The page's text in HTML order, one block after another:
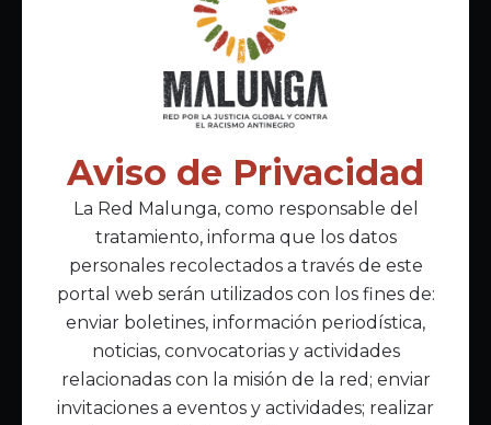
Inscríbete al boletín informativo
Acepto lapolítica de privacidad
Enlaces Principales
Inicio
Acerca de Malunga
Nuestra misión
Quiénes somos
Aviso de Privacidad
La Red Malunga, como responsable del
tratamiento, informa que los datos
personales recolectados a través de este
portal web serán utilizados con los fines de:
enviar boletines, información periodística,
noticias, convocatorias y actividades
relacionadas con la misión de la red; enviar
invitaciones a eventos y actividades; realizar